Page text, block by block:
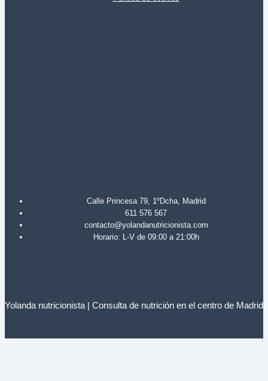
Calle Princesa 79, 1ºDcha, Madrid
611 576 567
contacto@yolandanutricionista.com
Horario: L-V de 09:00 a 21:00h
Yolanda nutricionista | Consulta de nutrición en el centro de Madrid